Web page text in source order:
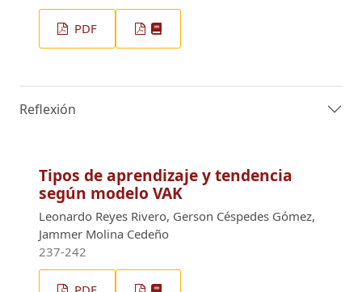
PDF
Reflexión
Tipos de aprendizaje y tendencia
según modelo VAK
Leonardo Reyes Rivero, Gerson Céspedes Gómez,
Jammer Molina Cedeño
237-242